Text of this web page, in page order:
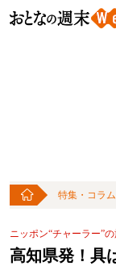
特集・コラム
ニッポン“チャーラー”
高知県発！具